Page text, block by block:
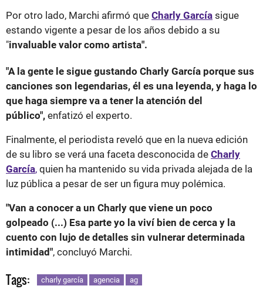
Por otro lado, Marchi afirmó que Charly García sigue
estando vigente a pesar de los años debido a su
"invaluable valor como artista".
"A la gente le sigue gustando Charly García porque sus
canciones son legendarias, él es una leyenda, y haga lo
que haga siempre va a tener la atención del
público", enfatizó el experto.
Finalmente, el periodista reveló que en la nueva edición
de su libro se verá una faceta desconocida de Charly
García, quien ha mantenido su vida privada alejada de la
luz pública a pesar de ser un figura muy polémica.
"Van a conocer a un Charly que viene un poco
golpeado (...) Esa parte yo la viví bien de cerca y la
cuento con lujo de detalles sin vulnerar determinada
intimidad", concluyó Marchi.
Tags: charly garcía agencia ag